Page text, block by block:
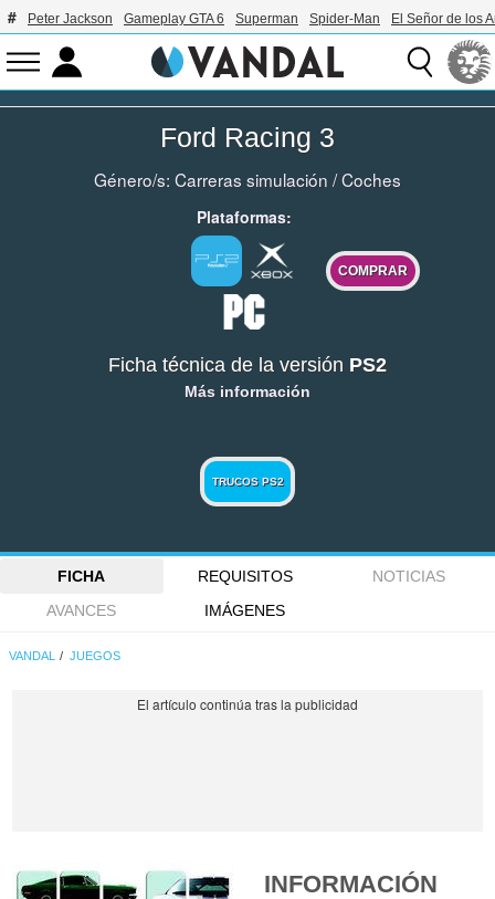
Peter Jackson Gameplay GTA 6 Superman Spider-Man El Señor de los
Ford Racing 3
Género/s: Carreras simulación /Coches
Plataformas:
COMPRAR
Ficha técnica de la versión PS2
Más información
TRUCOS PS2
FICHA REQUISITOS
NOTICIAS
AVANCES
IMÁGENES
VANDAL JUEGOS
INFORMACIÓN